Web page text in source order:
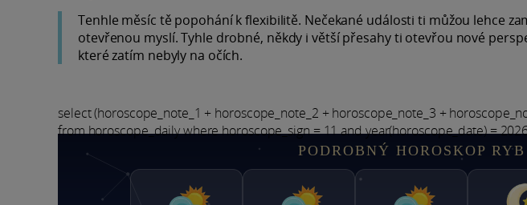
Tenhle měsíc tě popohání k flexibilitě. Nečekané události ti můžou lehce
otevřenou myslí. Tyhle drobné, někdy i větší přesahy ti otevřou nové
které zatím nebyly na očích.
select (horoscope_note_1 + horoscope_note_2 + horoscope_note_3 +
from horoscope_daily where horoscope_sign = 11 and year(horoscope_date) =
PODROBNÝ HOROSKOP RYB